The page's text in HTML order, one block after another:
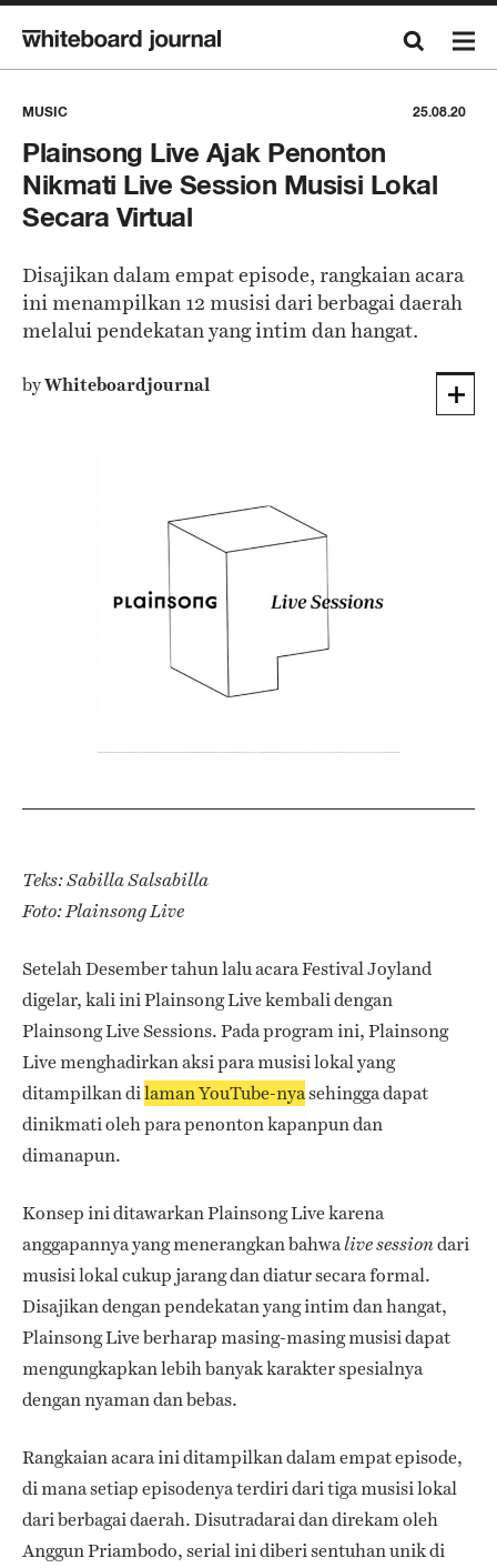
MUSIC 25.08.20
Plainsong Live Ajak Penonton
Nikmati Live Session Musisi Lokal
Secara Virtual
Disajikan dalam empat episode, rangkaian acara
ini menampilkan 12 musisi dari berbagai daerah
melalui pendekatan yang intim dan hangat.
byWhiteboardjournal
Teks: Sabilla Salsabilla
Foto: Plainsong Live
Setelah Desember tahun lalu acara Festival Joyland
digelar, kali ini Plainsong Live kembali dengan
Plainsong Live Sessions. Pada program ini, Plainsong
Live menghadirkan aksi para musisi lokal yang
ditampilkan dilaman YouTube-nyasehingga dapat
dinikmati oleh para penonton kapanpun dan
dimanapun.
Konsep ini ditawarkan Plainsong Live karena
anggapannya yang menerangkan bahwalive sessiondari
musisi lokal cukup jarang dan diatur secara formal.
Disajikan dengan pendekatan yang intim dan hangat,
Plainsong Live berharap masing-masing musisi dapat
mengungkapkan lebih banyak karakter spesialnya
dengan nyaman dan bebas.
Rangkaian acara ini ditampilkan dalam empat episode,
di mana setiap episodenya terdiri dari tiga musisi lokal
dari berbagai daerah. Disutradarai dan direkam oleh
Anggun Priambodo, serial ini diberi sentuhan unik di